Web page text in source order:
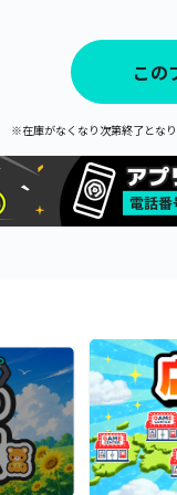
この
※在庫がなくなり次第終了とな